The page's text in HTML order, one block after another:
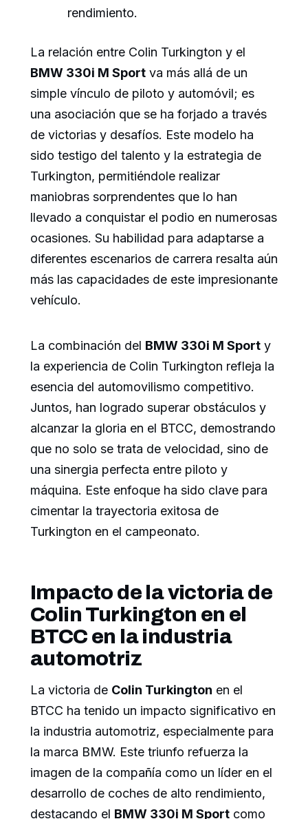
rendimiento.
La relación entre Colin Turkington y el
BMW 330i M Sport va más allá de un
simple vínculo de piloto y automóvil; es
una asociación que se ha forjado a través
de victorias y desafíos. Este modelo ha
sido testigo del talento y la estrategia de
Turkington, permitiéndole realizar
maniobras sorprendentes que lo han
llevado a conquistar el podio en numerosas
ocasiones. Su habilidad para adaptarse a
diferentes escenarios de carrera resalta aún
más las capacidades de este impresionante
vehículo.
La combinación del BMW 330i M Sport y
la experiencia de Colin Turkington refleja la
esencia del automovilismo competitivo.
Juntos, han logrado superar obstáculos y
alcanzar la gloria en el BTCC, demostrando
que no solo se trata de velocidad, sino de
una sinergia perfecta entre piloto y
máquina. Este enfoque ha sido clave para
cimentar la trayectoria exitosa de
Turkington en el campeonato.
Impacto de la victoria de
Colin Turkington en el
BTCC en la industria
automotriz
La victoria de Colin Turkington en el
BTCC ha tenido un impacto significativo en
la industria automotriz, especialmente para
la marca BMW. Este triunfo refuerza la
imagen de la compañía como un líder en el
desarrollo de coches de alto rendimiento,
destacando el BMW 330i M Sport como